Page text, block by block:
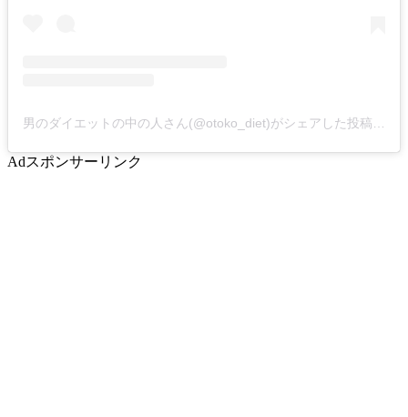
Adスポンサーリンク